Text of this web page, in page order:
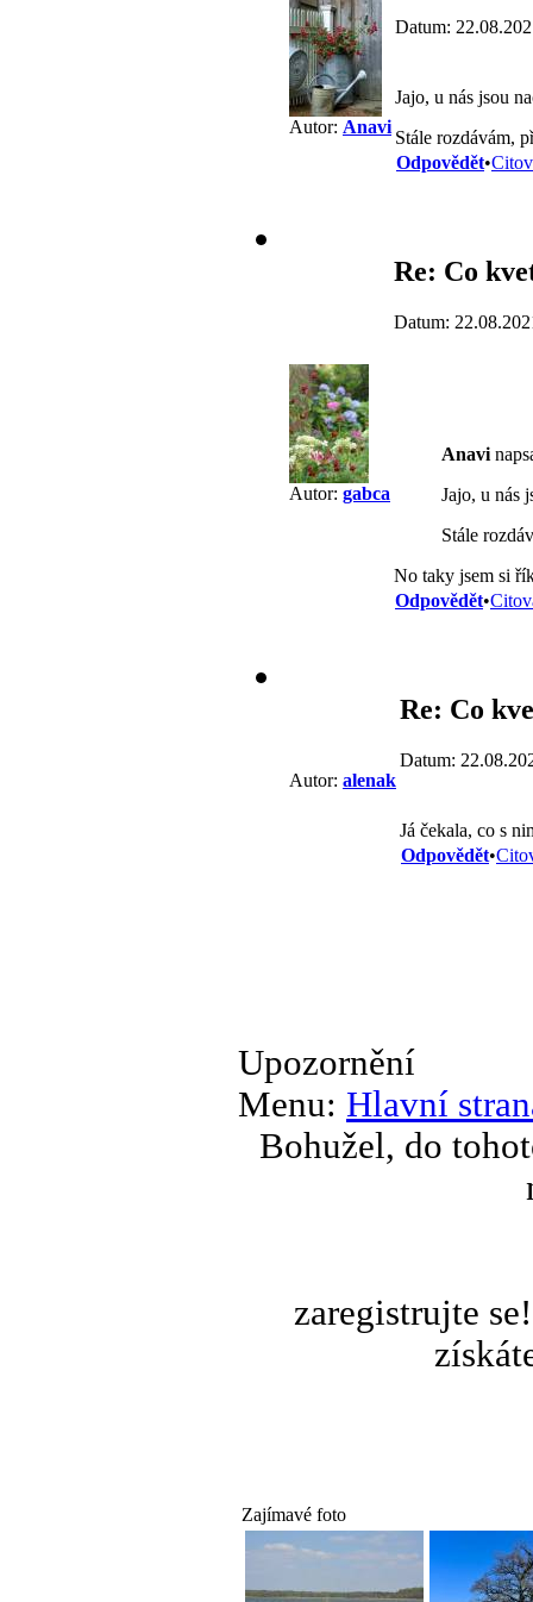
Autor: Anavi
Datum:
Jajo, u nás jsou
Stále rozdávám,
Odpovědět•
Autor: gabca
Re: Co
Datum:
Anavi
Jajo, u nás
Stále
No taky jsem si
Odpovědět•
Autor: alenak
Re: Co
Datum:
Já čekala, co s
Odpovědět•
Upozornění
Menu: Hlavní
Bohužel, do
zaregistrujte
Zajímavé foto